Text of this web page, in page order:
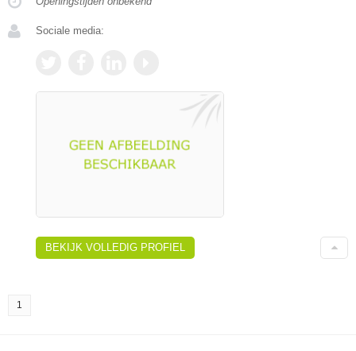
Sociale media:
BEKIJK VOLLEDIG PROFIEL
1